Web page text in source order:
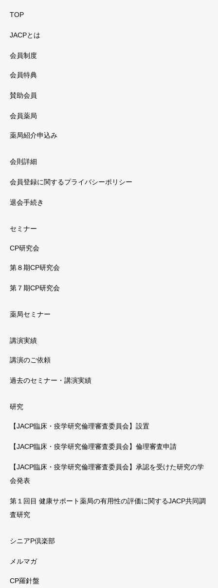
TOP
JACPとは
会員制度
会員特典
賛助会員
会員薬局
薬局紹介申込み
会則詳細
会員登録に関するプライバシーポリシー
退会手続き
セミナー
CP研究会
第８期CP研究会
第７期CP研究会
薬局セミナー
講演実績
講演のご依頼
過去のセミナー・講演実績
研究
【JACP臨床・疫学研究倫理審査委員会】設置
【JACP臨床・疫学研究倫理審査委員会】倫理審査申請
【JACP臨床・疫学研究倫理審査委員会】承認を受けた研究の学
会発表
第１回目 健康サポート薬局の有用性の評価に関するJACP共同調
査研究
シニアP倶楽部
メルマガ
CP羅針盤